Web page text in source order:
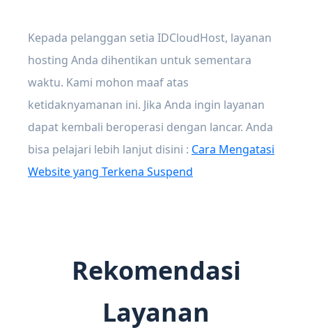
Kepada pelanggan setia IDCloudHost, layanan
hosting Anda dihentikan untuk sementara
waktu. Kami mohon maaf atas
ketidaknyamanan ini. Jika Anda ingin layanan
dapat kembali beroperasi dengan lancar. Anda
bisa pelajari lebih lanjut disini : Cara Mengatasi
Website yang Terkena Suspend
Rekomendasi
Layanan